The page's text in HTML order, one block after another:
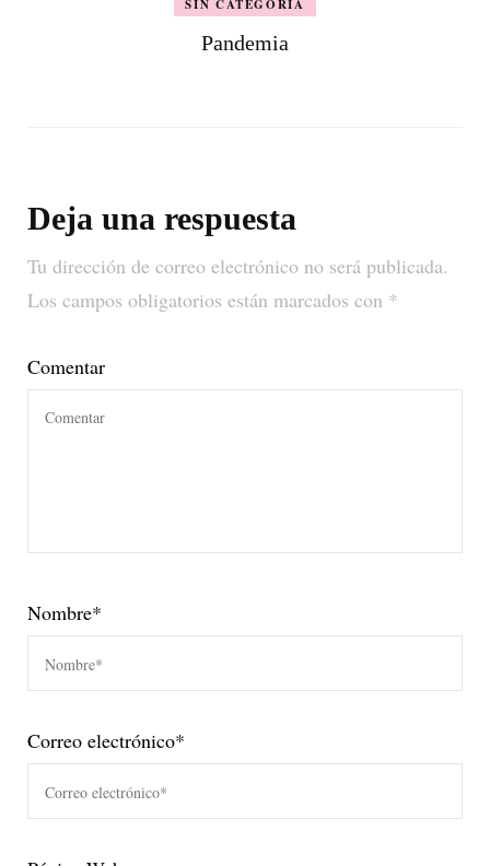
SIN CATEGORÍA
Pandemia
Deja una respuesta
Tu dirección de correo electrónico no será publicada.
Los campos obligatorios están marcados con *
Comentar
Nombre*
Correo electrónico*